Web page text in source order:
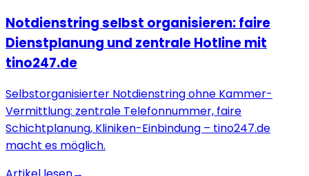
Notdienstring selbst organisieren: faire
Dienstplanung und zentrale Hotline mit
tino247.de
Selbstorganisierter Notdienstring ohne Kammer-
Vermittlung: zentrale Telefonnummer, faire
Schichtplanung, Kliniken-Einbindung – tino247.de
macht es möglich.